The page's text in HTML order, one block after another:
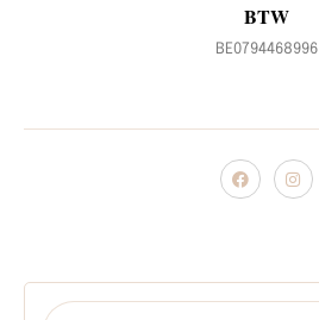
BTW
BE0794468996